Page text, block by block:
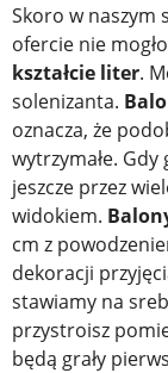
Skoro w naszym
ofercie nie
kształcie liter.
solenizanta.
oznacza, że
wytrzymałe.
jeszcze przez
widokiem.
cm z
dekoracji
stawiamy na
przystroisz
będą grały